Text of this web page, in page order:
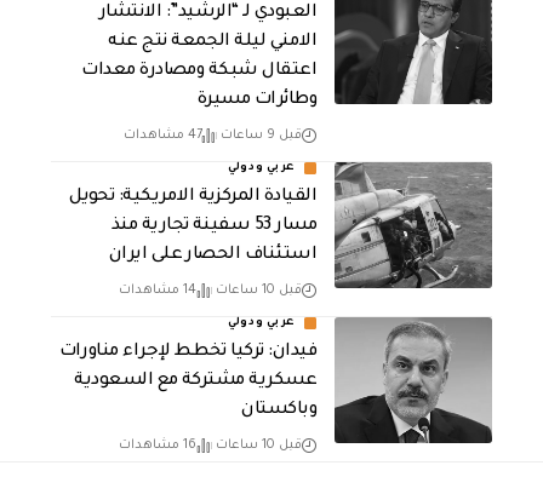
العبودي لـ “الرشيد”: الانتشار
الامني ليلة الجمعة نتج عنه
اعتقال شبكة ومصادرة معدات
وطائرات مسيرة
قبل 9 ساعات 47 مشاهدات
عربي ودولي
القيادة المركزية الامريكية: تحويل
مسار 53 سفينة تجارية منذ
استئناف الحصار على ايران
قبل 10 ساعات 14 مشاهدات
عربي ودولي
فيدان: تركيا تخطط لإجراء مناورات
عسكرية مشتركة مع السعودية
وباكستان
قبل 10 ساعات 16 مشاهدات